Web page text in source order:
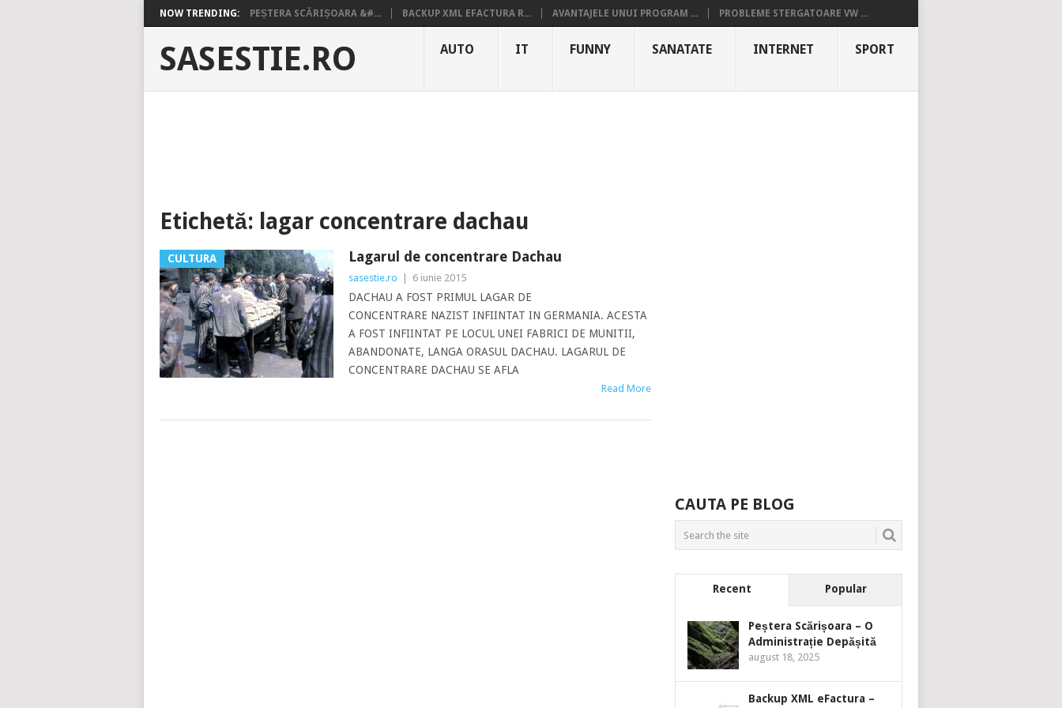
NOW TRENDING: PEȘTERA SCĂRIȘOARA &#... BACKUP XML EFACTURA R... AVANTAJELE UNUI PROGRAM ... PROBLEME STERGATOARE VW ...
SASESTIE.RO AUTO IT FUNNY SANATATE INTERNET SPORT
Etichetă: lagar concentrare dachau
CULTURA Lagarul de concentrare Dachau
sasestie.ro 6 iunie 2015
DACHAU A FOST PRIMUL LAGAR DE
CONCENTRARE NAZIST INFIINTAT IN GERMANIA. ACESTA
A FOST INFIINTAT PE LOCUL UNEI FABRICI DE MUNITII,
ABANDONATE, LANGA ORASUL DACHAU. LAGARUL DE
CONCENTRARE DACHAU SE AFLA
Read More
CAUTA PE BLOG
Recent Popular
Peștera Scărișoara – O
Administrație Depășită
august 18, 2025
Backup XML eFactura –